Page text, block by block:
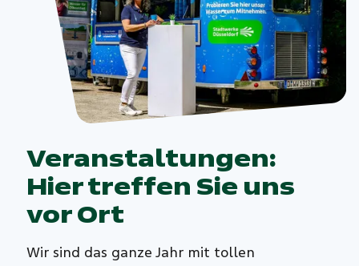
Veranstaltungen:
Hier treffen Sie uns
vor Ort
Wir sind das ganze Jahr mit tollen